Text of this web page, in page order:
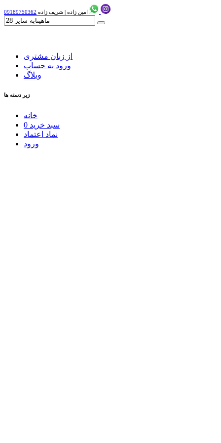
09189750362 امین زاده | شریف زاده
از زبان مشتری
ورود به حساب
وبلاگ
زیر دسته ها
خانه
0 سبد خرید
نماد اعتماد
ورود